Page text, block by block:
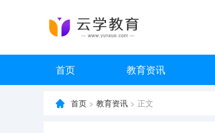
首页 教育资讯
首页 > 教育资讯 > 正文